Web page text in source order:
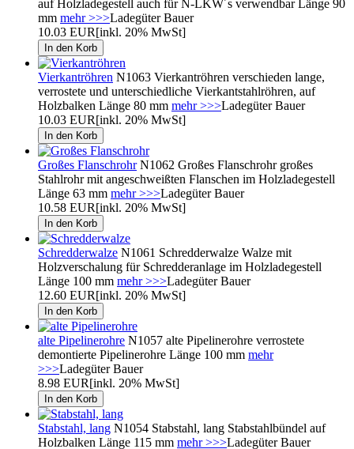
auf Holzladegestell auch für N-LKW´s verwendbar Länge 90
mm mehr >>>Ladegüter Bauer
10.03 EUR[inkl. 20% MwSt]
Vierkantröhren N1063 Vierkantröhren verschieden lange,
verrostete und unterschiedliche Vierkantstahlröhren, auf
Holzbalken Länge 80 mm mehr >>>Ladegüter Bauer
10.03 EUR[inkl. 20% MwSt]
Großes FlanschrohrN1062 Großes Flanschrohr großes
Stahlrohr mit angeschweißten Flanschen im Holzladegestell
Länge 63 mm mehr >>>Ladegüter Bauer
10.58 EUR[inkl. 20% MwSt]
Schredderwalze N1061 Schredderwalze Walze mit
Holzverschalung für Schredderanlage im Holzladegestell
Länge 100 mm mehr >>>Ladegüter Bauer
12.60 EUR[inkl. 20% MwSt]
alte Pipelinerohre N1057 alte Pipelinerohre verrostete
demontierte Pipelinerohre Länge 100 mm mehr
>>>Ladegüter Bauer
8.98 EUR[inkl. 20% MwSt]
Stabstahl, lang N1054 Stabstahl, lang Stabstahlbündel auf
Holzbalken Länge 115 mm mehr >>>Ladegüter Bauer